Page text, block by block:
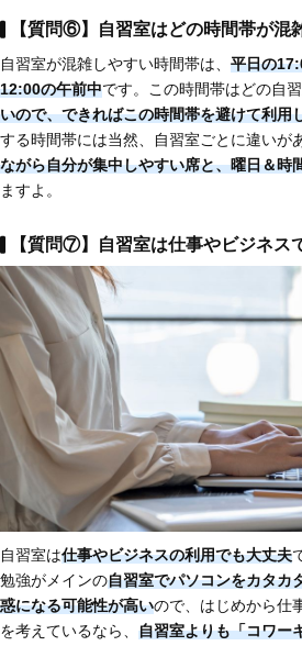
【質問⑥】自習室はどの時間帯が混
自習室が混雑しやすい時間帯は、 平日の
12:00の午前中です。この時間帯はどの自
いので、できればこの時間帯を避けて利用
する時間帯には当然、自習室ごとに違いが
ながら自分が集中しやすい席と、曜日＆時
ますよ。
【質問⑦】自習室は仕事やビジネス
自習室は仕事やビジネスの利用でも大丈夫
勉強がメインの自習室でパソコンをカタカ
惑になる可能性が高いので、はじめから仕
を考えているなら、 自習室よりも「コワー